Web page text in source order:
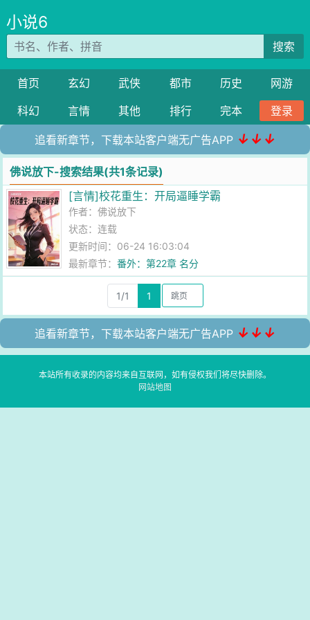
小说6
搜索
首页 玄幻 武侠 都市 历史
网游
科幻
言情 其他 排行 完本 登录
追看新章节，下载本站客户端无广告APP ↓↓↓
佛说放下-搜索结果(共1条记录)
[言情]校花重生：开局逼睡学霸
作者：佛说放下
状态：连载
更新时间：06-24 16:03:04
最新章节：番外：第22章 名分
1/1 1
追看新章节，下载本站客户端无广告APP ↓↓↓
本站所有收录的内容均来自互联网，如有侵权我们将尽快删除。
网站地图